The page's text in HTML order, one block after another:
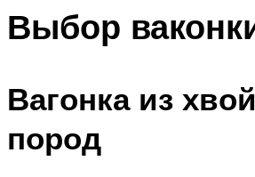
Выбор
Вагонка из
пород